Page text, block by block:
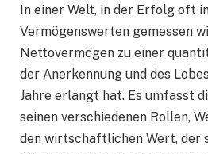
In einer Welt, in der Erfolg oft
Vermögenswerten gemessen
Nettovermögen zu einer
der Anerkennung und des
Jahre erlangt hat. Es umfasst
seinen verschiedenen Rollen,
den wirtschaftlichen Wert, der